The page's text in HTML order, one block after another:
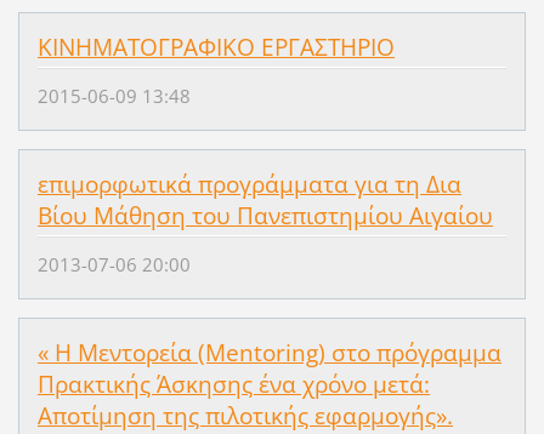
ΚΙΝΗΜΑΤΟΓΡΑΦΙΚΟ ΕΡΓΑΣΤΗΡΙΟ
2015-06-09 13:48
επιμορφωτικά προγράμματα για τη Δια
Βίου Μάθηση του Πανεπιστημίου Αιγαίου
2013-07-06 20:00
« Η Μεντορεία (Mentoring) στο πρόγραμμα
Πρακτικής Άσκησης ένα χρόνο μετά:
Αποτίμηση της πιλοτικής εφαρμογής».